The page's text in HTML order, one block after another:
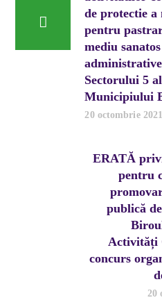
de protectie
pentru
mediu
Sectorului 5 al
Municipiului
20 octombrie 2021
ERATĂ
pentru
publică
Activități
concurs
20